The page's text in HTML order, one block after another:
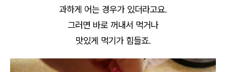
과하게 어는 경우가 있더라고요.
그러면 바로 꺼내서 먹거나
맛있게 먹기가 힘들죠.